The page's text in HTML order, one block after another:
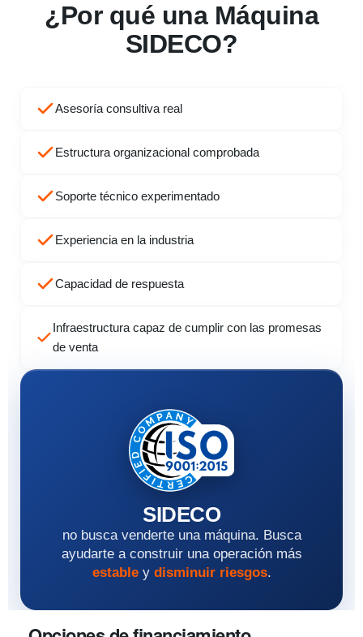
¿Por qué una Máquina
SIDECO?
Asesoría consultiva real
Estructura organizacional comprobada
Soporte técnico experimentado
Experiencia en la industria
Capacidad de respuesta
Infraestructura capaz de cumplir con las promesas
de venta
SIDECO
no busca venderte una máquina. Busca
ayudarte a construir una operación más
establey disminuir riesgos.